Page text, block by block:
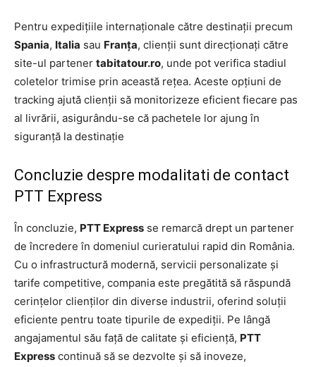
Pentru expedițiile internaționale către destinații precum
Spania, Italia sau Franța, clienții sunt direcționați către
site-ul partener tabitatour.ro, unde pot verifica stadiul
coletelor trimise prin această rețea. Aceste opțiuni de
tracking ajută clienții să monitorizeze eficient fiecare pas
al livrării, asigurându-se că pachetele lor ajung în
siguranță la destinație
Concluzie despre modalitati de contact
PTT Express
În concluzie, PTT Express se remarcă drept un partener
de încredere în domeniul curieratului rapid din România.
Cu o infrastructură modernă, servicii personalizate și
tarife competitive, compania este pregătită să răspundă
cerințelor clienților din diverse industrii, oferind soluții
eficiente pentru toate tipurile de expediții. Pe lângă
angajamentul său față de calitate și eficiență, PTT
Express continuă să se dezvolte și să inoveze,